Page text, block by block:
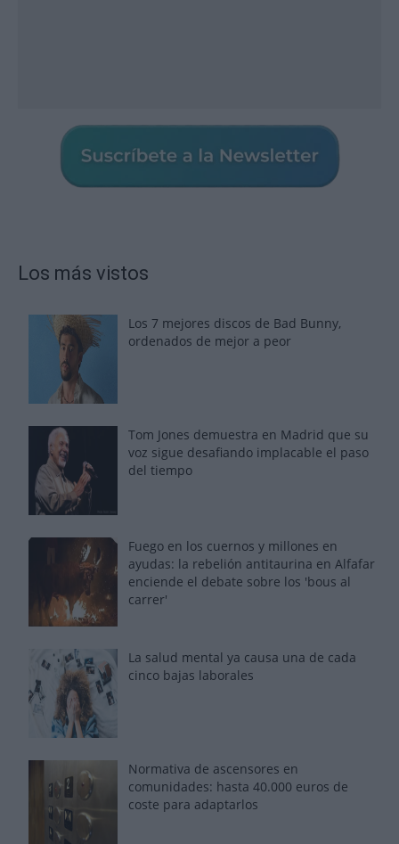
Los más vistos
Los 7 mejores discos de Bad Bunny,
ordenados de mejor a peor
Tom Jones demuestra en Madrid que su
voz sigue desafiando implacable el paso
del tiempo
Fuego en los cuernos y millones en
ayudas: la rebelión antitaurina en Alfafar
enciende el debate sobre los 'bous al
carrer'
La salud mental ya causa una de cada
cinco bajas laborales
Normativa de ascensores en
comunidades: hasta 40.000 euros de
coste para adaptarlos